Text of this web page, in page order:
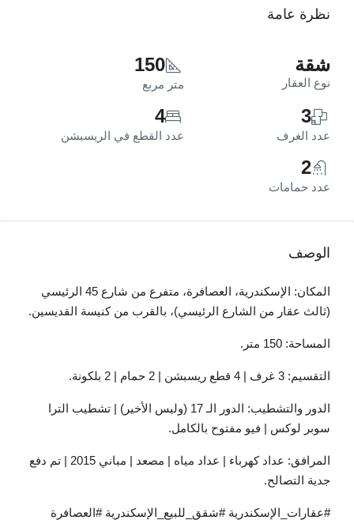
نظرة عامة
شقة
نوع العقار
150
متر مربع
3
عدد الغرف
4
عدد القطع في الريسبشن
2
عدد حمامات
الوصف
المكان: الإسكندرية، العصافرة، متفرع من شارع 45 الرئيسي
(ثالث عقار من الشارع الرئيسي)، بالقرب من كنيسة القديسين.
المساحة: 150 متر.
التقسيم: 3 غرف | 4 قطع ريسبشن | 2 حمام | 2 بلكونة.
الدور والتشطيب: الدور الـ 17 (وليس الأخير) | تشطيب الترا
سوبر لوكس | فيو مفتوح بالكامل.
المرافق: عداد كهرباء | عداد مياه | مصعد | مباني 2015 | تم دفع
جدية التصالح.
#عقارات_الإسكندرية #شقق_للبيع_الإسكندرية #العصافرة